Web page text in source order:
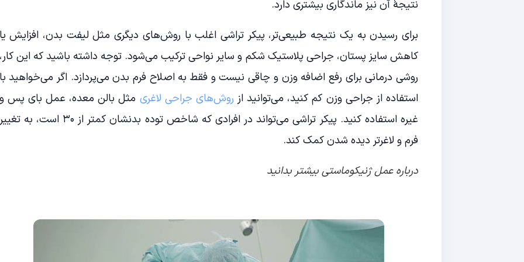
نتیجۀ آن نیز ماندگاری بیشتری دارد.
برای رسیدن به یک نتیجه طبیعی‌تر، پیکر تراشی اغلب با روش‌های دیگری مثل لیفت بدن، افزایش
کاهش سایز پستان، جراحی پلاستیک شکم و سایر نواحی ترکیب می‌شود. توجه داشته باشید که این
روشی درمانی برای رفع اضافه وزن و چاقی نیست و فقط به اصلاح فرم بدن می‌پردازد. اگر می‌خواهید
استفاده از جراحی وزن کم کنید، می‌توانید از روش‌های جراحی لاغری مثل بالن معده، عمل بای پس
غیره استفاده کنید. پیکر تراشی می‌تواند در افرادی که شاخص توده بدنشان کمتر از ۳۰ است، به
فرم و لاغرتر دیده شدن کمک کند.
دربارهعمل ژنیکوماستیبیشتر بدانید